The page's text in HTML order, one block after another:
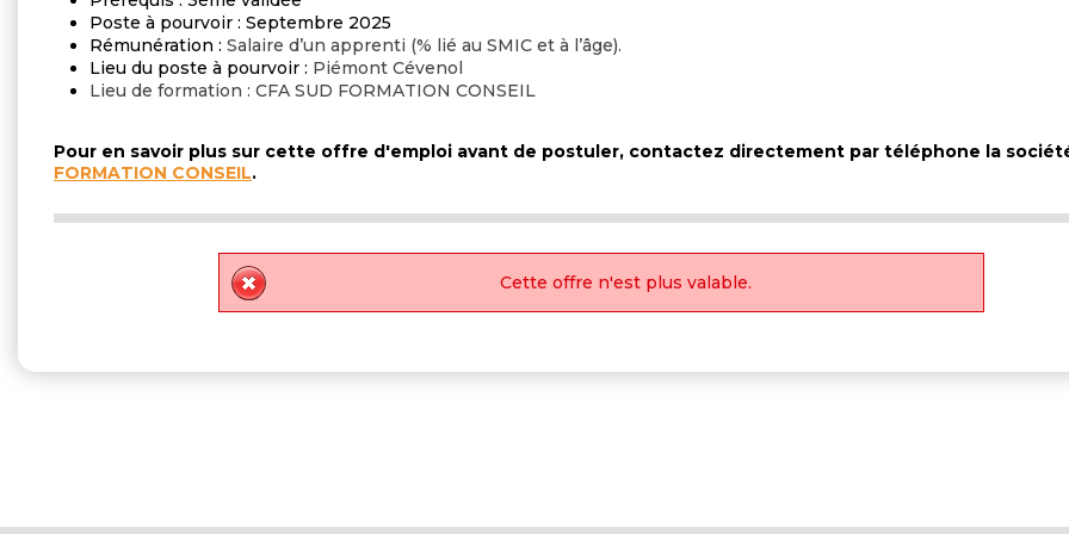
Poste à pourvoir : Septembre 2025
Rémunération : Salaire d’un apprenti (% lié au SMIC et à l’âge).
Lieu du poste à pourvoir : Piémont Cévenol
Lieu de formation : CFA SUD FORMATION CONSEIL
Pour en savoir plus sur cette offre d'emploi avant de postuler, contactez directement par téléphone la
FORMATION CONSEIL.
Cette offre n'est plus valable.